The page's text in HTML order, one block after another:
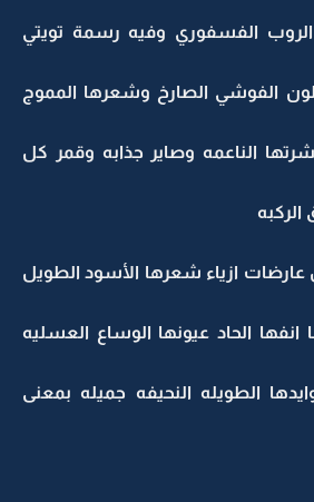
الفسفوري وفيه رسمة تويتي
الفوشي الصارخ وشعرها المموج
الناعمه وصاير جذابه وقمر كل
عارضات ازياء شعرها الأسود الطويل
انفها الحاد عيونها الوساع العسليه
الطويله النحيفه جميله بمعنى